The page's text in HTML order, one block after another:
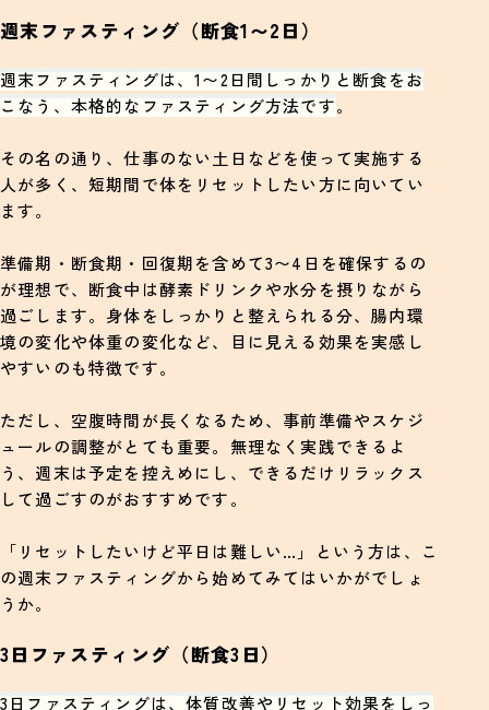
週末ファスティング（断食1〜2日）
週末ファスティングは、1〜2日間しっかりと断食をお
こなう、本格的なファスティング方法です。
その名の通り、仕事のない土日などを使って実施する
人が多く、短期間で体をリセットしたい方に向いてい
ます。
準備期・断食期・回復期を含めて3〜4日を確保するの
が理想で、断食中は酵素ドリンクや水分を摂りながら
過ごします。身体をしっかりと整えられる分、腸内環
境の変化や体重の変化など、目に見える効果を実感し
やすいのも特徴です。
ただし、空腹時間が長くなるため、事前準備やスケジ
ュールの調整がとても重要。無理なく実践できるよ
う、週末は予定を控えめにし、できるだけリラックス
して過ごすのがおすすめです。
「リセットしたいけど平日は難しい…」という方は、こ
の週末ファスティングから始めてみてはいかがでしょ
うか。
3日ファスティング（断食3日）
3日ファスティングは、体質改善やリセット効果をしっ